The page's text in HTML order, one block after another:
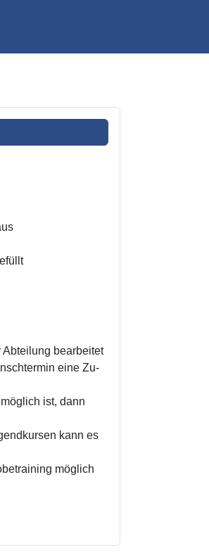
bearbeitet
eine Zu-
ist, dann
kann es
möglich